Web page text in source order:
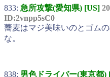
833: 急所攻撃(愛知県) [US]
ID:2vnpp5sC0
蕎麦はマジ美味いのとゴム
な。
838: 男色ドライバー(東京都)